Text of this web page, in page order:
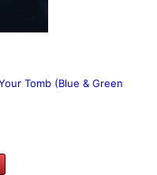
Tomb (Blue & Green